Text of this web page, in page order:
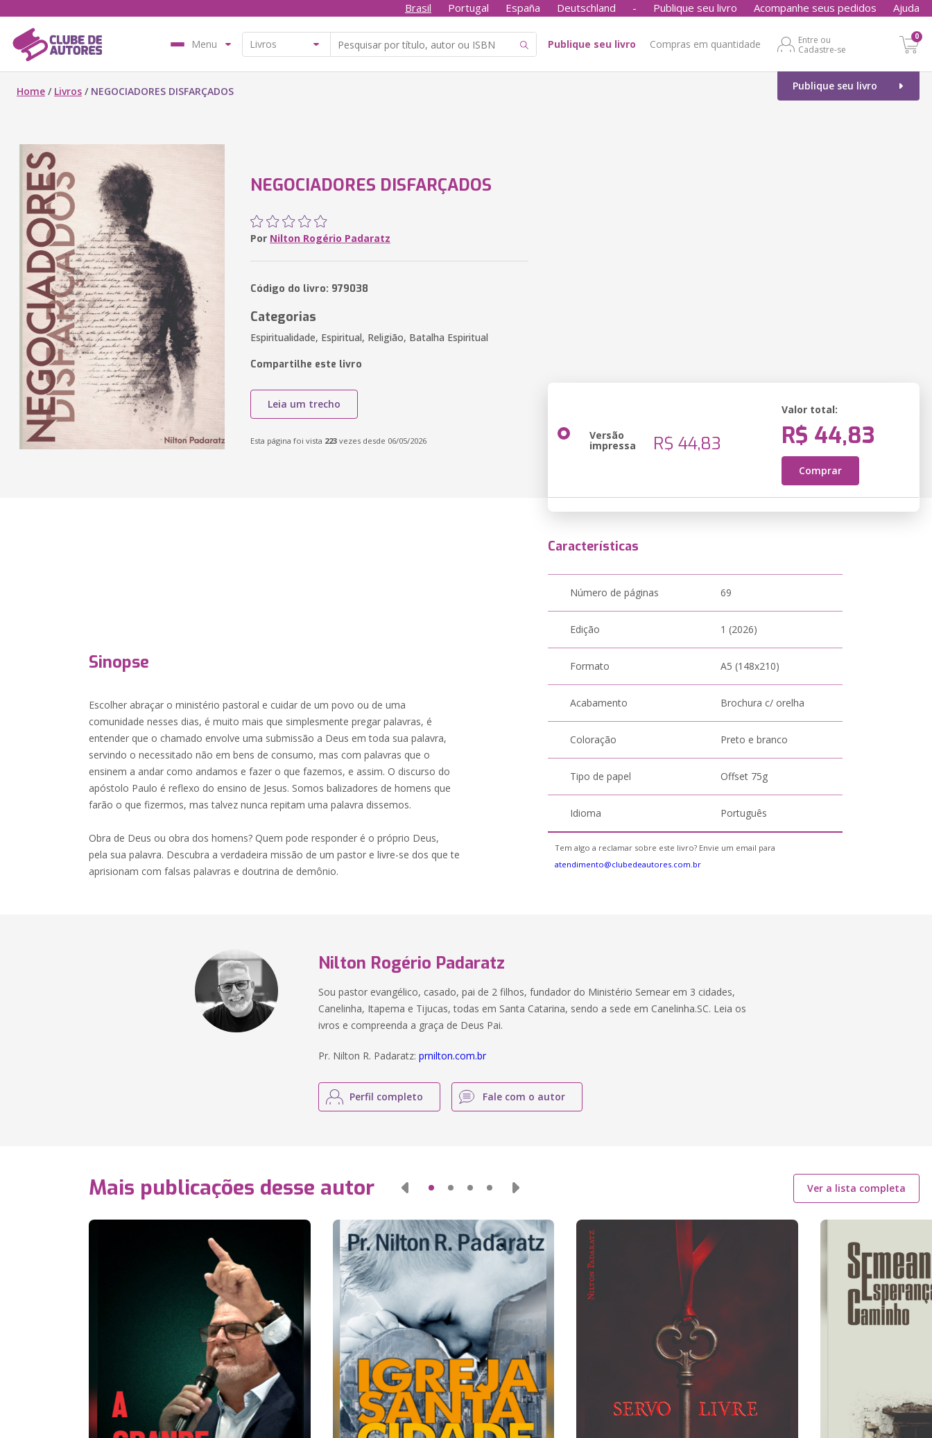
Brasil Portugal España Deutschland - Publique seu livro Acompanhe seus pedidos Ajuda
Menu Publique seu livro Compras em quantidade
Entre ou
Cadastre-se
0
Publique seu livro
Home / Livros / NEGOCIADORES DISFARÇADOS
NEGOCIADORES DISFARÇADOS
Por Nilton Rogério Padaratz
Código do livro: 979038
Categorias
Espiritualidade, Espiritual, Religião, Batalha Espiritual
Compartilhe este livro
Leia um trecho
Esta página foi vista 223 vezes desde 06/05/2026 Versão
impressa R$ 44,83
Valor total:
R$ 44,83
Comprar
Sinopse
Escolher abraçar o ministério pastoral e cuidar de um povo ou de uma
comunidade nesses dias, é muito mais que simplesmente pregar palavras, é
entender que o chamado envolve uma submissão a Deus em toda sua palavra,
servindo o necessitado não em bens de consumo, mas com palavras que o
ensinem a andar como andamos e fazer o que fazemos, e assim. O discurso do
apóstolo Paulo é reflexo do ensino de Jesus. Somos balizadores de homens que
farão o que fizermos, mas talvez nunca repitam uma palavra dissemos.
Obra de Deus ou obra dos homens? Quem pode responder é o próprio Deus,
pela sua palavra. Descubra a verdadeira missão de um pastor e livre-se dos que te
aprisionam com falsas palavras e doutrina de demônio.
Características
Número de páginas 69
Edição 1 (2026)
Formato A5 (148x210)
Acabamento Brochura c/ orelha
Coloração Preto e branco
Tipo de papel Offset 75g
Idioma Português
Tem algo a reclamar sobre este livro? Envie um email para
atendimento@clubedeautores.com.br
Nilton Rogério Padaratz
Sou pastor evangélico, casado, pai de 2 filhos, fundador do Ministério Semear em 3 cidades,
Canelinha, Itapema e Tijucas, todas em Santa Catarina, sendo a sede em Canelinha.SC. Leia os
ivros e compreenda a graça de Deus Pai.
Pr. Nilton R. Padaratz:prnilton.com.br
Perfil completo Fale com o autor
Mais publicações desse autor Ver a lista completa